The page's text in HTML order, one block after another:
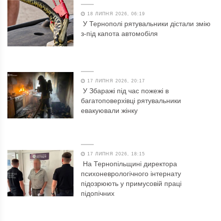
18 ЛИПНЯ 2026, 06:19
У Тернополі рятувальники дістали змію
з-під капота автомобіля
17 ЛИПНЯ 2026, 20:17
У Збаражі під час пожежі в
багатоповерхівці рятувальники
евакуювали жінку
17 ЛИПНЯ 2026, 18:15
На Тернопільщині директора
психоневрологічного інтернату
підозрюють у примусовій праці
підопічних